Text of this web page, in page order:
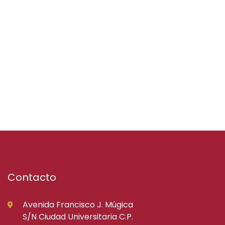
Contacto
Avenida Francisco J. Múgica
S/N Ciudad Universitaria C.P.